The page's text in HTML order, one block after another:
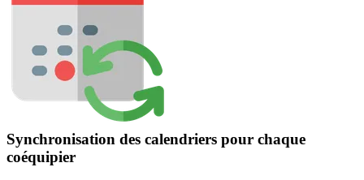
Synchronisation des calendriers pour chaque
coéquipier